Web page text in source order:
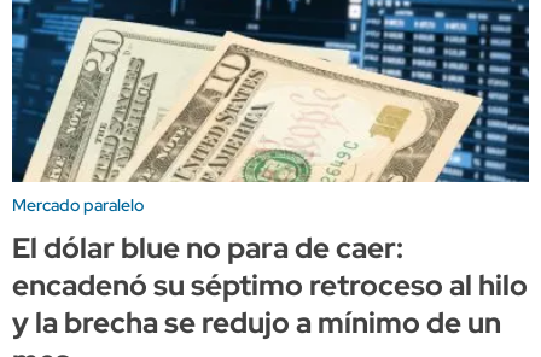
Mercado paralelo
El dólar blue no para de caer:
encadenó su séptimo retroceso al hilo
y la brecha se redujo a mínimo de un